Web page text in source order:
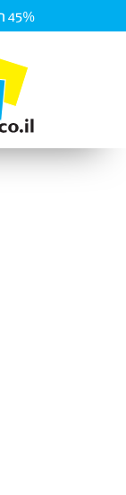
45% הנחה לחברי מועדון ומצטרפים חדשים |